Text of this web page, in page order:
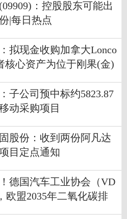
：控股股东可能出
|每日热点
拟现金收购加拿大Lonco
核心资产为位于刚果(金)
子公司预中标约5823.87
动采购项目
股份：收到两份阿凡达
目定点通知
德国汽车工业协会（VD
欧盟2035年二氧化碳排